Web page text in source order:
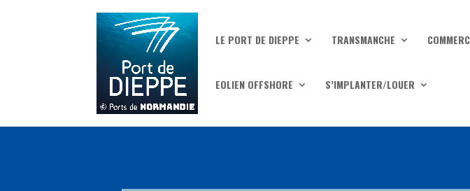
LE PORT DE DIEPPE TRANSMANCHE
EOLIEN OFFSHORE S’IMPLANTER/LOUER